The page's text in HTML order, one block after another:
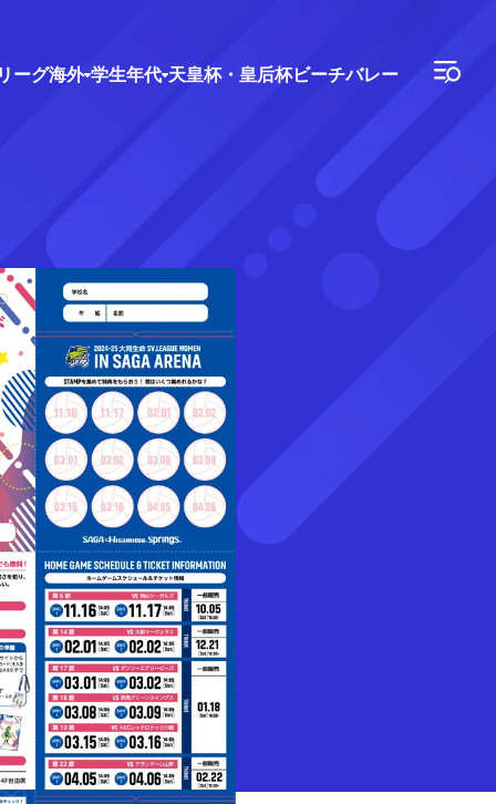
ーグ海外 学生年代 天皇杯・皇后杯ビーチバレー